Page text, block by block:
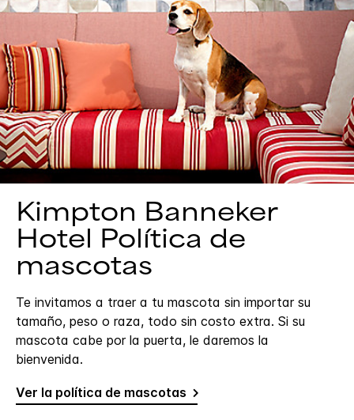
Kimpton Banneker
Hotel
Política de
mascotas
Te invitamos a traer a tu mascota sin importar su
tamaño, peso o raza, todo sin costo extra. Si su
mascota cabe por la puerta, le daremos la
bienvenida.
Ver la política de mascotas